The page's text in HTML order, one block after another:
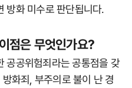
방화 미수로 판단됩니다.
점은 무엇인가요?
공공위험죄라는 공통점을 갖
화죄, 부주의로 불이 난 경